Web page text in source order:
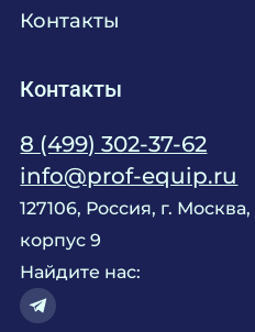
Контакты
Контакты
8 (499) 302-37-62
info@prof-equip.ru
127106, Россия, г.
корпус 9
Найдите нас: